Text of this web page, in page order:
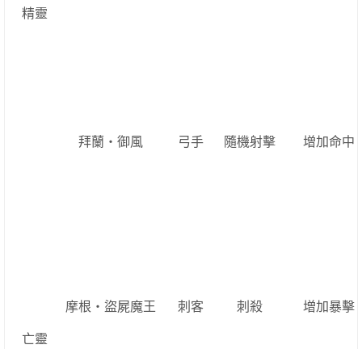
精靈
拜蘭‧御風 弓手 隨機射擊 增加命中
亡靈
摩根‧盜屍魔王 刺客 刺殺 增加暴擊